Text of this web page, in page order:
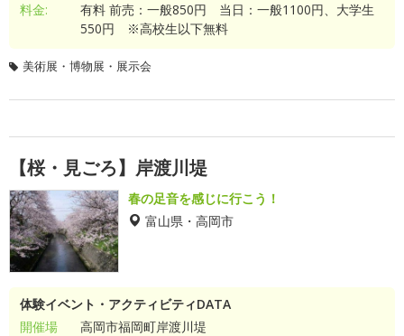
料金:
有料 前売：一般850円 当日：一般1100円、大学生
550円 ※高校生以下無料
美術展・博物展・展示会
【桜・見ごろ】岸渡川堤
春の足音を感じに行こう！
富山県・高岡市
体験イベント・アクティビティDATA
開催場
高岡市福岡町岸渡川堤